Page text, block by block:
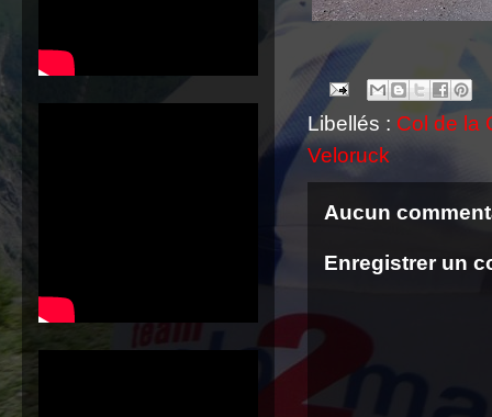
Libellés : Col de la
Veloruck
Aucun
Enregistrer un